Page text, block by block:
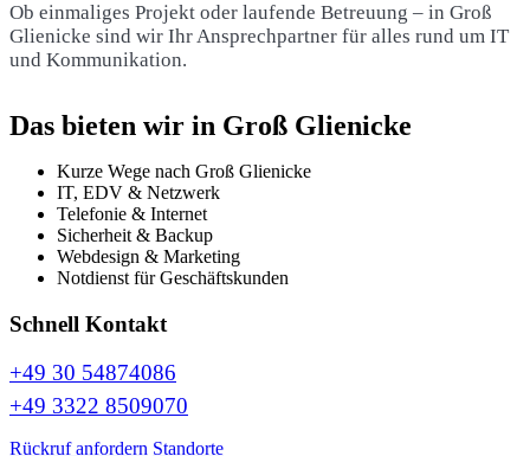
Ob einmaliges Projekt oder laufende Betreuung – in Groß
Glienicke sind wir Ihr Ansprechpartner für alles rund um IT
und Kommunikation.
Das bieten wir in Groß Glienicke
Kurze Wege nach Groß Glienicke
IT, EDV & Netzwerk
Telefonie & Internet
Sicherheit & Backup
Webdesign & Marketing
Notdienst für Geschäftskunden
Schnell Kontakt
+49 30 54874086
+49 3322 8509070
Rückruf anfordern Standorte